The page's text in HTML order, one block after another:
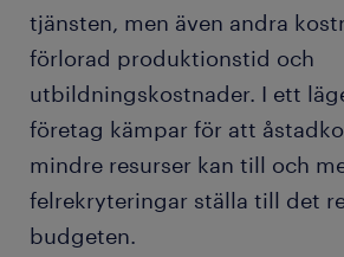
tjänsten, men även andra
förlorad produktionstid och
utbildningskostnader. I ett
företag kämpar för att
mindre resurser kan till och
felrekryteringar ställa till det
budgeten.